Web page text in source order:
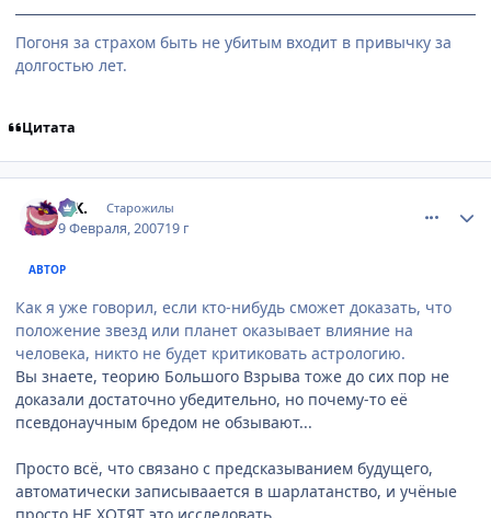
Погоня за страхом быть не убитым входит в привычку за
долгостью лет.
Цитата
G.K. Старожилы
9 Февраля, 200719 г
АВТОР
Как я уже говорил, если кто-нибудь сможет доказать, что
положение звезд или планет оказывает влияние на
человека, никто не будет критиковать астрологию.
Вы знаете, теорию Большого Взрыва тоже до сих пор не
доказали достаточно убедительно, но почему-то её
псевдонаучным бредом не обзывают...
Просто всё, что связано с предсказыванием будущего,
автоматически записываается в шарлатанство, и учёные